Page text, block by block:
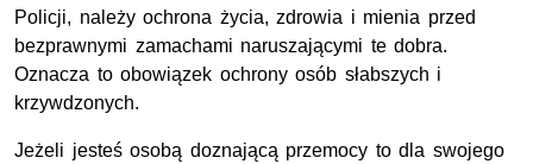
Policji, należy ochrona życia, zdrowia i mienia przed
bezprawnymi zamachami naruszającymi te dobra.
Oznacza to obowiązek ochrony osób słabszych i
krzywdzonych.
Jeżeli jesteś osobą doznającą przemocy to dla swojego